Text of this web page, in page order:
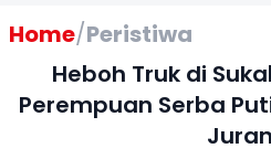
Home/Peristiwa
Heboh Truk di
Perempuan Serba